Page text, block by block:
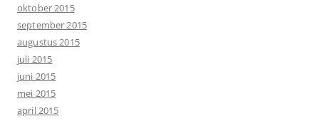
oktober 2015
september 2015
augustus 2015
juli 2015
juni 2015
mei 2015
april 2015